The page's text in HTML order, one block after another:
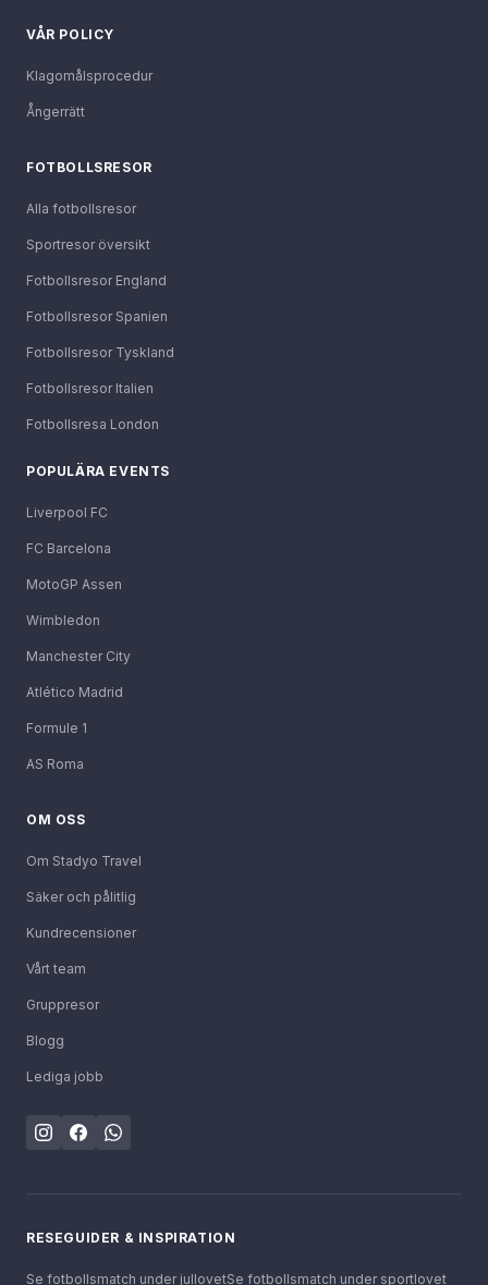
VÅR POLICY
Klagomålsprocedur
Ångerrätt
FOTBOLLSRESOR
Alla fotbollsresor
Sportresor översikt
Fotbollsresor England
Fotbollsresor Spanien
Fotbollsresor Tyskland
Fotbollsresor Italien
Fotbollsresa London
POPULÄRA EVENTS
Liverpool FC
FC Barcelona
MotoGP Assen
Wimbledon
Manchester City
Atlético Madrid
Formule 1
AS Roma
OM OSS
Om Stadyo Travel
Säker och pålitlig
Kundrecensioner
Vårt team
Gruppresor
Blogg
Lediga jobb
RESEGUIDER & INSPIRATION
Se fotbollsmatch under jullovetSe fotbollsmatch under sportlovet